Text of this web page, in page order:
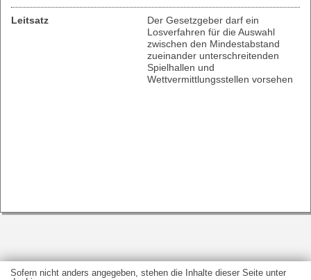
Leitsatz
Der Gesetzgeber darf ein
Losverfahren für die Auswahl
zwischen den Mindestabstand
zueinander unterschreitenden
Spielhallen und
Wettvermittlungsstellen vorsehen
Sofern nicht anders angegeben, stehen die Inhalte dieser Seite unter